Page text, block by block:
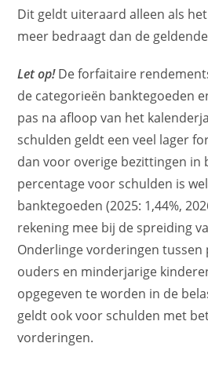
Dit geldt uiteraard alleen als
meer bedraagt dan de
Let op! De forfaitaire
de categorieën banktegoeden
pas na afloop van het
schulden geldt een veel lager
dan voor overige bezittingen in
percentage voor schulden is
banktegoeden (2025: 1,44%,
rekening mee bij de spreiding
Onderlinge vorderingen
ouders en minderjarige
opgegeven te worden in de
geldt ook voor schulden met
vorderingen.